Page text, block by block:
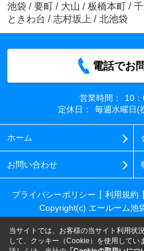
池袋 / 要町 / 大山 / 板橋本町 / 千
ときわ台 / 志村坂上 / 北池袋
電話でお
営業時間：
10
定休日：
毎週水曜日(
ホーム
お問い合わせ
プライバシーポリシー 利用規約
Copyright(c) エールーム池
当サイトでは、お客様の当サイト利用状
して、クッキー（Cookie）を使用してい